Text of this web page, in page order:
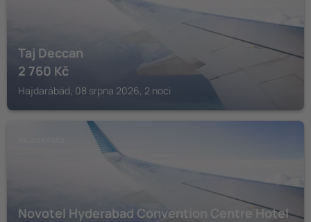
Taj Deccan
2 760 Kč
Hajdarábád, 08 srpna 2026, 2 noci
Novotel Hyderabad Convention Centre Hotel